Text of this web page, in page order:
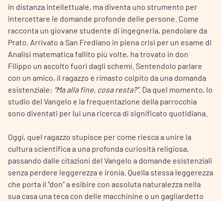
in distanza intellettuale, ma diventa uno strumento per
intercettare le domande profonde delle persone. Come
racconta un giovane studente di ingegneria, pendolare da
Prato. Arrivato a San Frediano in piena crisi per un esame di
Analisi matematica fallito più volte, ha trovato in don
Filippo un ascolto fuori dagli schemi. Sentendolo parlare
con un amico, il ragazzo è rimasto colpito da una domanda
esistenziale: “Ma alla fine, cosa resta?”. Da quel momento, lo
studio del Vangelo e la frequentazione della parrocchia
sono diventati per lui una ricerca di significato quotidiana.
Oggi, quel ragazzo stupisce per come riesca a unire la
cultura scientifica a una profonda curiosità religiosa,
passando dalle citazioni del Vangelo a domande esistenziali
senza perdere leggerezza e ironia. Quella stessa leggerezza
che porta il “don” a esibire con assoluta naturalezza nella
sua casa una teca con delle macchinine o un gagliardetto